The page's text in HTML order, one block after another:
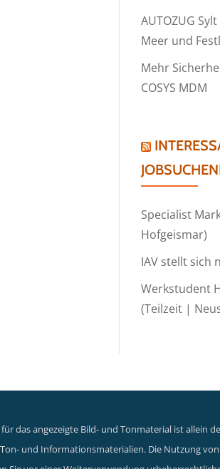
AUTOZUG
Meer und
Mehr
COSYS MDM
Specialist
Hofgeismar)
IAV stellt sich
Werkstudent
(Teilzeit |
das angezeigte Bild- und Tonmaterial ist allein
und Informationsmaterialien. Die Nutzung